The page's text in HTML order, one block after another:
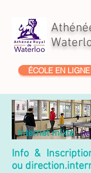
ÉCOLE EN LIGNE
Internat mixte-
Info &
ou